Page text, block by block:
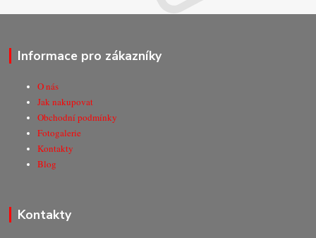
Informace pro zákazníky
O nás
Jak nakupovat
Obchodní podmínky
Fotogalerie
Kontakty
Blog
Kontakty